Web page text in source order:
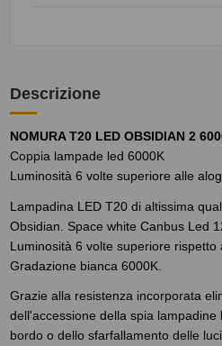
Descrizione
NOMURA T20 LED OBSIDIAN 2
Coppia lampade led 6000K
Luminosità 6 volte superiore alle
Lampadina LED T20 di altissima
Obsidian. Space white Canbus Led
Luminosità 6 volte superiore rispetto
Gradazione bianca 6000K.
Grazie alla resistenza incorporata
dell'accessione della spia
bordo o dello sfarfallamento delle